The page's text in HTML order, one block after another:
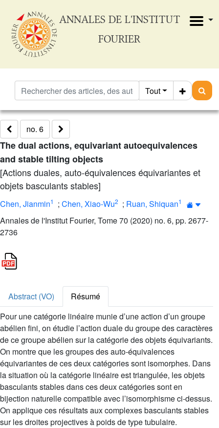
ANNALES DE L'INSTITUT
FOURIER
Tout
no. 6
The dual actions, equivariant autoequivalences
and stable tilting objects
[Actions duales, auto-équivalences équivariantes et
objets basculants stables]
Chen, Jianmin1 ; Chen, Xiao-Wu2 ; Ruan, Shiquan1
Annales de l'Institut Fourier, Tome 70 (2020) no. 6, pp. 2677-
2736
Abstract (VO)
Résumé
Pour une catégorie linéaire munie d’une action d’un groupe
abélien fini, on étudie l’action duale du groupe des caractères
de ce groupe abélien sur la catégorie des objets équivariants.
On montre que les groupes des auto-équivalences
équivariantes de ces deux catégories sont isomorphes. Dans
la situation où la catégorie linéaire est triangulée, les objets
basculants stables dans ces deux catégories sont en
bijection naturelle compatible avec l’isomorphisme ci-dessus.
On applique ces résultats aux complexes basculants stables
sur les droites projectives à poids de type tubulaire.